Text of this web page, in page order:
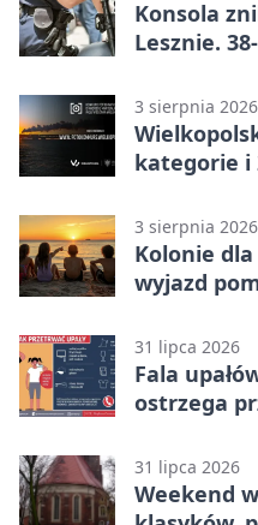
Konsola
Lesznie.
3 sierpnia 2026
kategorie i
3 sierpnia 2026
Kolonie
wyjazd
31 lipca 2026
Fala
ostrzega
31 lipca 2026
Weekend